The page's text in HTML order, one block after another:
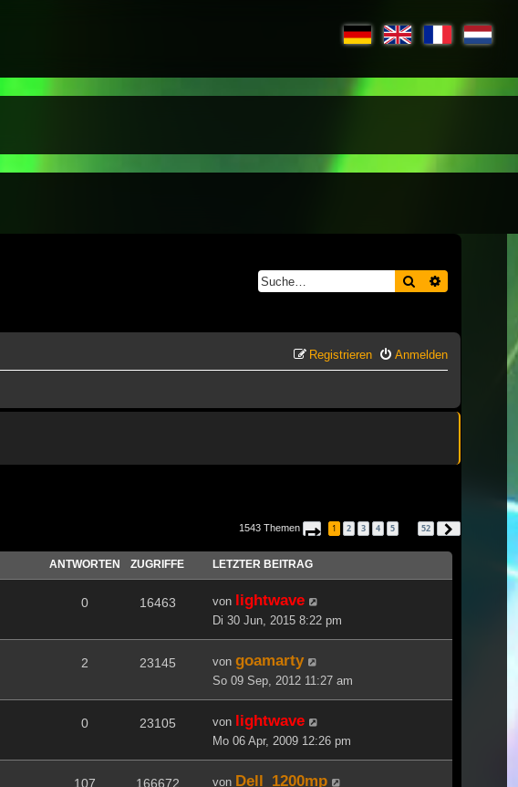
Suche
Anmelden
Registrieren
1543 Themen Seite von 52
1 2 3 4 5 52
ANTWORTEN ZUGRIFFE LETZTER BEITRAG
0 16463 von lightwave
Di 30 Jun, 2015 8:22 pm
2 23145 von goamarty
So 09 Sep, 2012 11:27 am
0 23105 von lightwave
Mo 06 Apr, 2009 12:26 pm
107 166672 von Dell_1200mp